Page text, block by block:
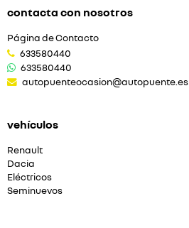
contacta con nosotros
Página de Contacto
633580440
633580440
autopuenteocasion@autopuente.es
vehículos
Renault
Dacia
Eléctricos
Seminuevos